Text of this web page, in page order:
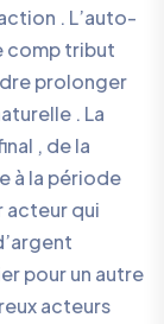
. L’auto-
comp tribut
prolonger
. La
, de la
à la période
acteur qui
pour un autre
acteurs